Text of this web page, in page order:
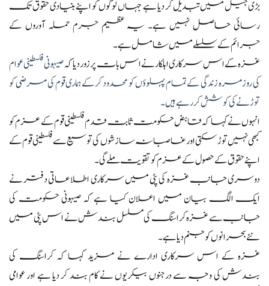
بڑی جیل میں تبدیل کر دیا ہے جہاں لوگوں کو اپنے بنیادی حقوق تک
رسائی حاصل نہیں ہے۔ یہ عظیم جرم حملہ آوروں کے
جرائم کے سلسلے میں شامل ہے۔
غزہ کے اس سرکاری اہلکار نے اس بات پر زور دیا کہصیہونی فلسطینی عوام
کی روزمرہ زندگی کے تمام پہلوؤں کو محدود کرکے ہماری قوم کی مرضی کو
توڑنے کی کوشش کر رہے ہیں۔
انہوں نے کہا کہ قابض حکومت ثابت قدم فلسطینی قوم کے عزم کو
کبھی نہیں توڑ سکتی اور غاصبانہ سازشوں کی توسیع سے فلسطینی قوم کے
اپنے حقوق کے حصول کے عزم کو تقویت ملے گی۔
دوسری جانب غزہ کی پٹی میں سرکاری اطلاعاتی دفتر نے
ایک الگ بیان میں اعلان کیا ہے کہ صیہونی حکومت کی
جانب سے غزہ کراسنگ کی مسلسل بندش نے اس پٹی میں
نئے بحرانوں کو جنم دیا ہے۔
غزہ کے اس سرکاری ادارے نے مزید کہا کہ کراسنگ کی
بندش کی وجہ سے درجنوں بیکریوں نے کام بند کر دیا ہے اور عوامی